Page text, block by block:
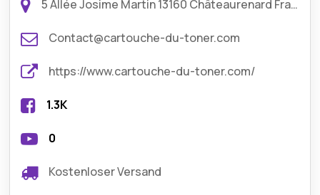
5 Allée Josime Martin 13160 Châteaurenard France
Contact@cartouche-du-toner.com
https://www.cartouche-du-toner.com/
1.3K
0
Kostenloser Versand